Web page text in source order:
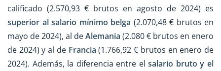
calificado (2.570,93 € brutos en agosto de 2024) es
superior al salario mínimo belga (2.070,48 € brutos en
mayo de 2024), al deAlemania (2.080 € brutos en enero
de 2024) y al de Francia (1.766,92 € brutos en enero de
2024). Además, la diferencia entre elsalario bruto y el